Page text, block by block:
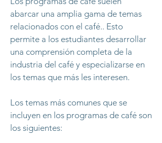
abarcar una amplia gama de temas
relacionados con el café.. Esto
permite a los estudiantes desarrollar
una comprensión completa de la
industria del café y especializarse en
los temas que más les interesen.
Los temas más comunes que se
incluyen en los programas de café son
los siguientes: